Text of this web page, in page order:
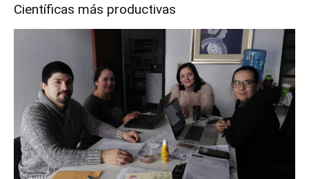
Científicas más productivas